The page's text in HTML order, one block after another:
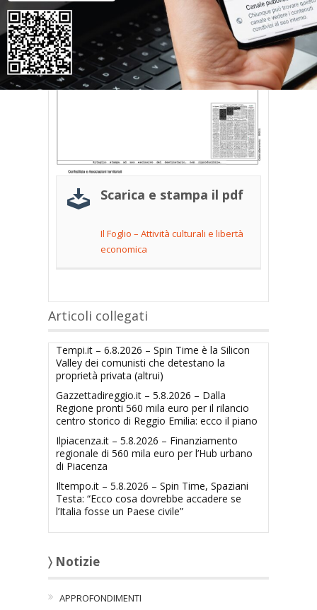
Scarica e stampa il pdf
Il Foglio – Attività culturali e libertà
economica
Articoli collegati
Tempi.it – 6.8.2026 – Spin Time è la Silicon
Valley dei comunisti che detestano la
proprietà privata (altrui)
Gazzettadireggio.it – 5.8.2026 – Dalla
Regione pronti 560 mila euro per il rilancio
centro storico di Reggio Emilia: ecco il piano
Ilpiacenza.it – 5.8.2026 – Finanziamento
regionale di 560 mila euro per l’Hub urbano
di Piacenza
Iltempo.it – 5.8.2026 – Spin Time, Spaziani
Testa: “Ecco cosa dovrebbe accadere se
l’Italia fosse un Paese civile”
〉 Notizie
APPROFONDIMENTI